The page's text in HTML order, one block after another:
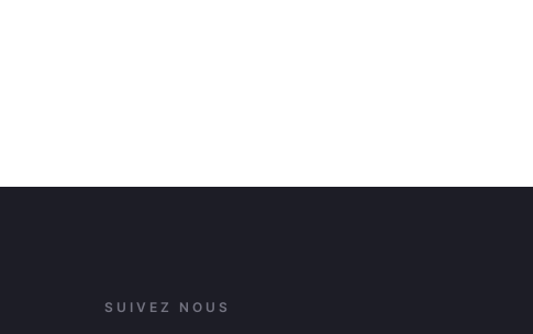
SUIVEZ NOUS